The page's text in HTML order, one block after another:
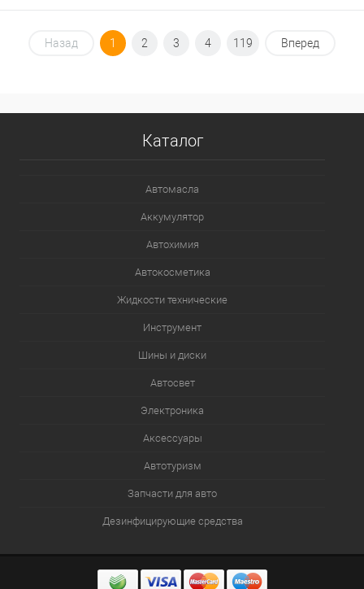
Под заказ
Назад 1 2 3 4 119 Вперед
Каталог
Автомасла
Аккумулятор
Автохимия
Автокосметика
Жидкости технические
Инструмент
Шины и диски
Автосвет
Электроника
Аксессуары
Автотуризм
Запчасти для авто
Дезинфицирующие средства